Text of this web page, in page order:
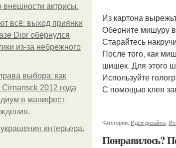
внешности актрисы.
всё: выход приянки
Dior обернулся
из-за небрежного
выбора: как
Cirnansck 2012 года
в манифест
интерьера.
Из картона
Оберните мишуру
Старайтесь
После того, как
шишек. Для этого
Используйте
С помощью клея
Категории: Идеи дизайна
Понравилось?